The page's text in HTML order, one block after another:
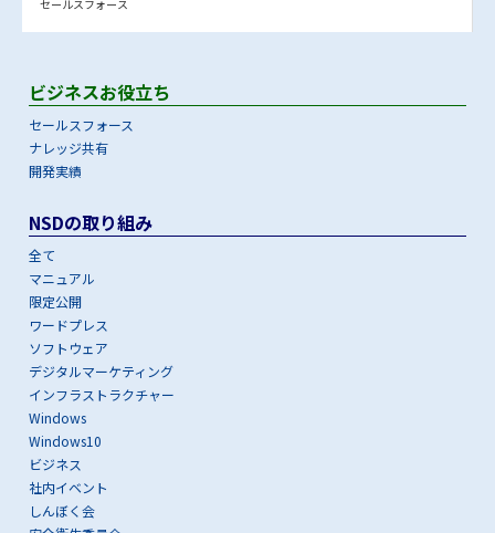
セールスフォース
ビジネスお役立ち
セールスフォース
ナレッジ共有
開発実績
NSDの取り組み
全て
マニュアル
限定公開
ワードプレス
ソフトウェア
デジタルマーケティング
インフラストラクチャー
Windows
Windows10
ビジネス
社内イベント
しんぼく会